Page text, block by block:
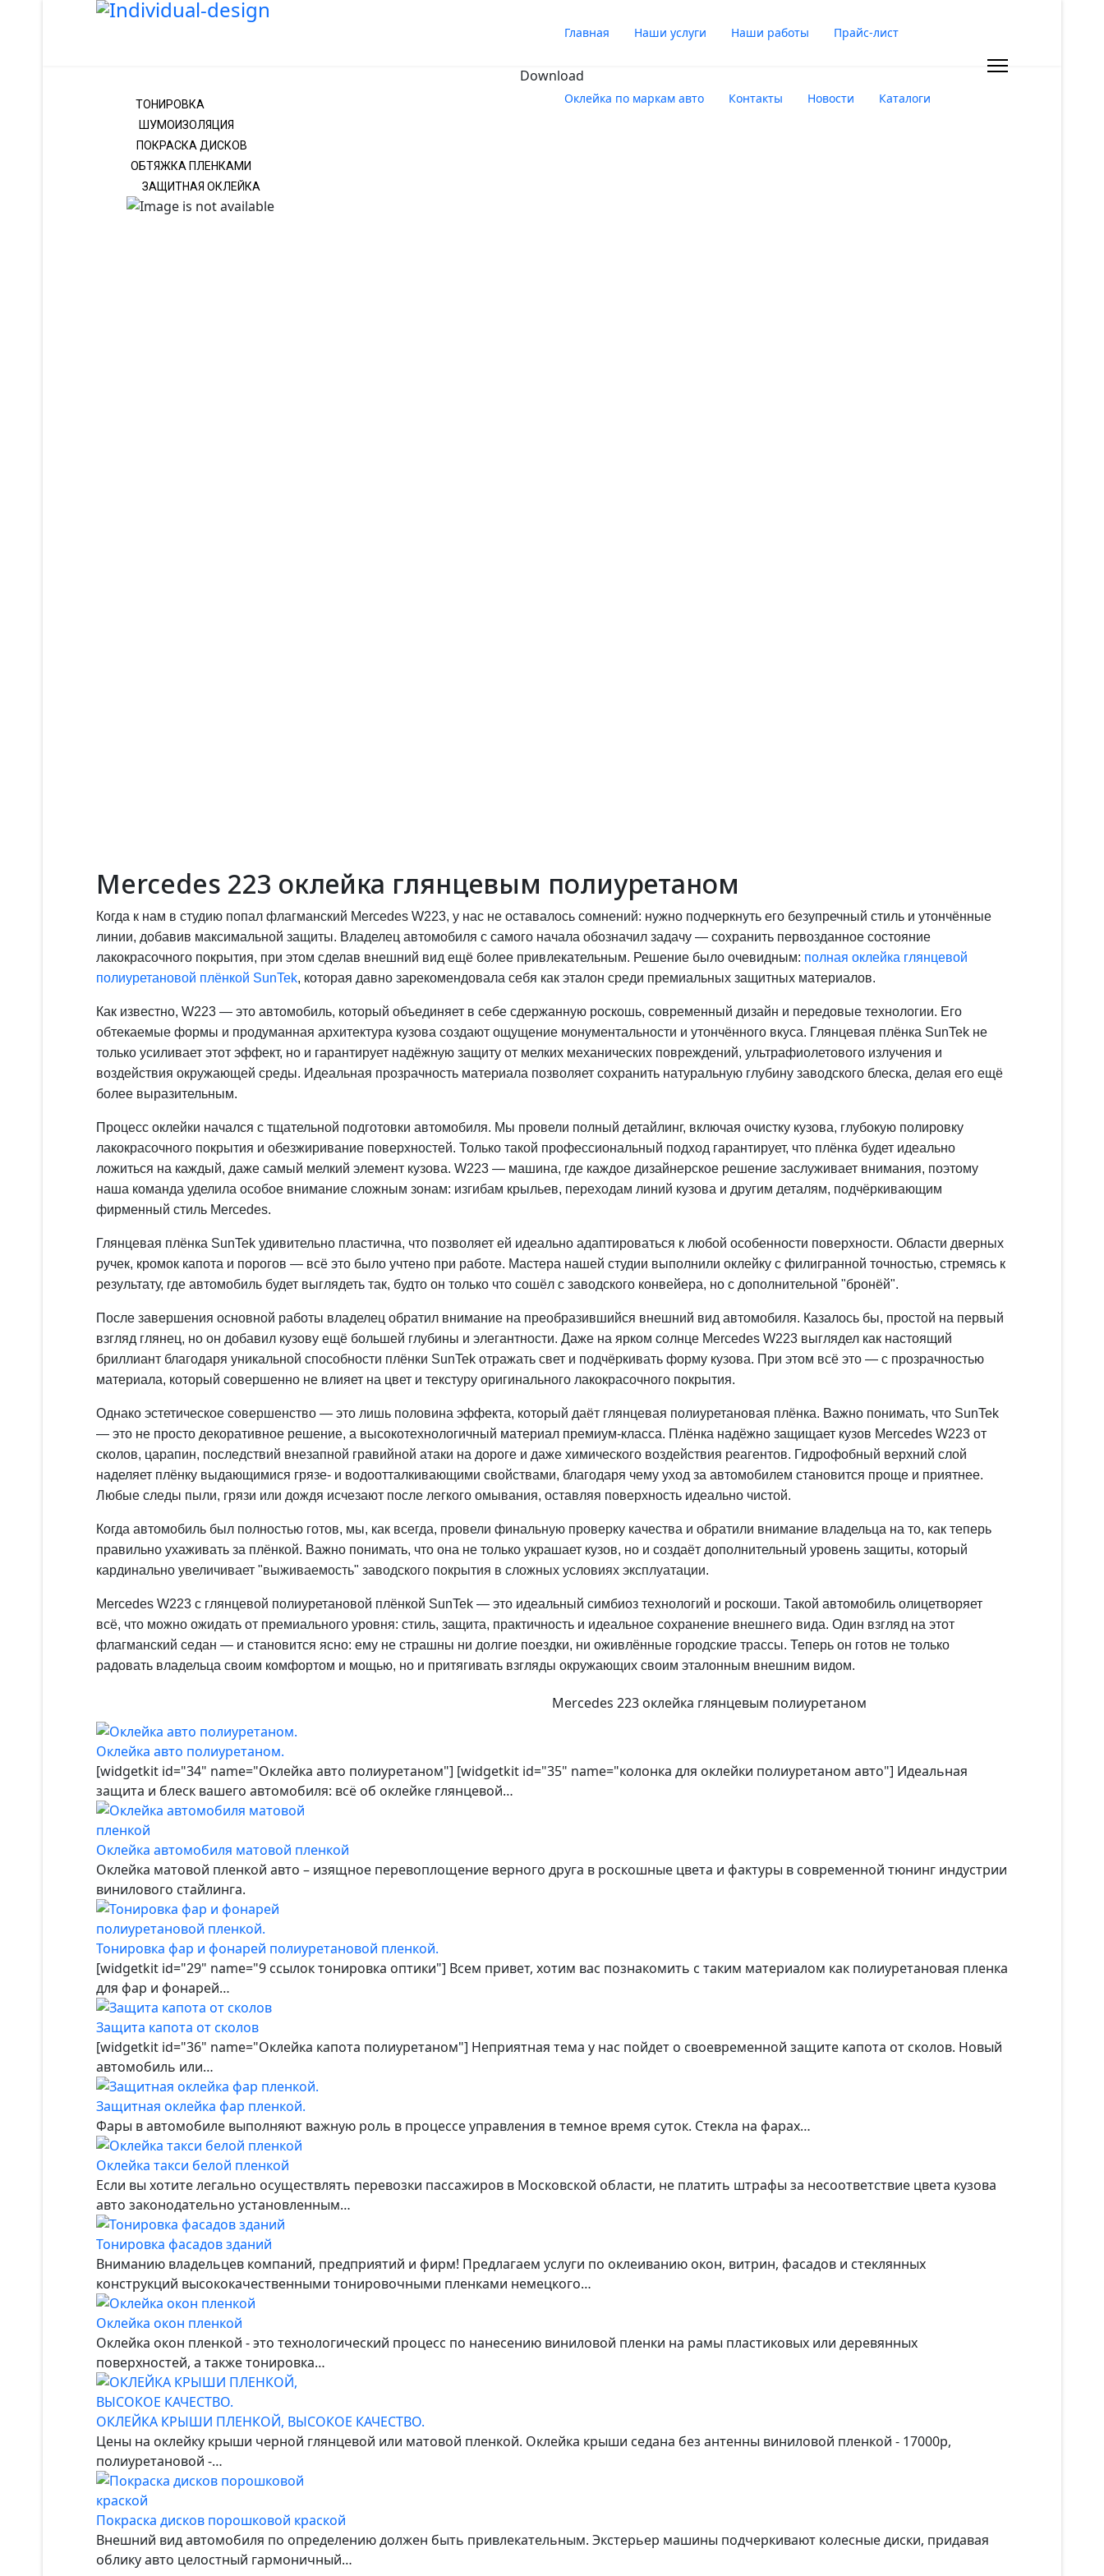
Главная Наши услуги Наши работы Прайс-лист
Оклейка по маркам авто Контакты Новости Каталоги
Download
ТОНИРОВКА
ШУМОИЗОЛЯЦИЯ
ПОКРАСКА ДИСКОВ
ОБТЯЖКА ПЛЕНКАМИ
ЗАЩИТНАЯ ОКЛЕЙКА
Mercedes 223 оклейка глянцевым полиуретаном
Когда к нам в студию попал флагманский Mercedes W223, у нас не оставалось сомнений: нужно подчеркнуть его безупречный стиль и утончённые
линии, добавив максимальной защиты. Владелец автомобиля с самого начала обозначил задачу — сохранить первозданное состояние
лакокрасочного покрытия, при этом сделав внешний вид ещё более привлекательным. Решение было очевидным: полная оклейка глянцевой
полиуретановой плёнкой SunTek, которая давно зарекомендовала себя как эталон среди премиальных защитных материалов.
Как известно, W223 — это автомобиль, который объединяет в себе сдержанную роскошь, современный дизайн и передовые технологии. Его
обтекаемые формы и продуманная архитектура кузова создают ощущение монументальности и утончённого вкуса. Глянцевая плёнка SunTek не
только усиливает этот эффект, но и гарантирует надёжную защиту от мелких механических повреждений, ультрафиолетового излучения и
воздействия окружающей среды. Идеальная прозрачность материала позволяет сохранить натуральную глубину заводского блеска, делая его ещё
более выразительным.
Процесс оклейки начался с тщательной подготовки автомобиля. Мы провели полный детайлинг, включая очистку кузова, глубокую полировку
лакокрасочного покрытия и обезжиривание поверхностей. Только такой профессиональный подход гарантирует, что плёнка будет идеально
ложиться на каждый, даже самый мелкий элемент кузова. W223 — машина, где каждое дизайнерское решение заслуживает внимания, поэтому
наша команда уделила особое внимание сложным зонам: изгибам крыльев, переходам линий кузова и другим деталям, подчёркивающим
фирменный стиль Mercedes.
Глянцевая плёнка SunTek удивительно пластична, что позволяет ей идеально адаптироваться к любой особенности поверхности. Области дверных
ручек, кромок капота и порогов — всё это было учтено при работе. Мастера нашей студии выполнили оклейку с филигранной точностью, стремясь к
результату, где автомобиль будет выглядеть так, будто он только что сошёл с заводского конвейера, но с дополнительной "бронёй".
После завершения основной работы владелец обратил внимание на преобразившийся внешний вид автомобиля. Казалось бы, простой на первый
взгляд глянец, но он добавил кузову ещё большей глубины и элегантности. Даже на ярком солнце Mercedes W223 выглядел как настоящий
бриллиант благодаря уникальной способности плёнки SunTek отражать свет и подчёркивать форму кузова. При этом всё это — с прозрачностью
материала, который совершенно не влияет на цвет и текстуру оригинального лакокрасочного покрытия.
Однако эстетическое совершенство — это лишь половина эффекта, который даёт глянцевая полиуретановая плёнка. Важно понимать, что SunTek
— это не просто декоративное решение, а высокотехнологичный материал премиум-класса. Плёнка надёжно защищает кузов Mercedes W223 от
сколов, царапин, последствий внезапной гравийной атаки на дороге и даже химического воздействия реагентов. Гидрофобный верхний слой
наделяет плёнку выдающимися грязе- и водоотталкивающими свойствами, благодаря чему уход за автомобилем становится проще и приятнее.
Любые следы пыли, грязи или дождя исчезают после легкого омывания, оставляя поверхность идеально чистой.
Когда автомобиль был полностью готов, мы, как всегда, провели финальную проверку качества и обратили внимание владельца на то, как теперь
правильно ухаживать за плёнкой. Важно понимать, что она не только украшает кузов, но и создаёт дополнительный уровень защиты, который
кардинально увеличивает "выживаемость" заводского покрытия в сложных условиях эксплуатации.
Mercedes W223 с глянцевой полиуретановой плёнкой SunTek — это идеальный симбиоз технологий и роскоши. Такой автомобиль олицетворяет
всё, что можно ожидать от премиального уровня: стиль, защита, практичность и идеальное сохранение внешнего вида. Один взгляд на этот
флагманский седан — и становится ясно: ему не страшны ни долгие поездки, ни оживлённые городские трассы. Теперь он готов не только
радовать владельца своим комфортом и мощью, но и притягивать взгляды окружающих своим эталонным внешним видом.
Mercedes 223 оклейка глянцевым полиуретаном
Оклейка авто полиуретаном.
[widgetkit id="34" name="Оклейка авто полиуретаном"] [widgetkit id="35" name="колонка для оклейки полиуретаном авто"] Идеальная
защита и блеск вашего автомобиля: всё об оклейке глянцевой…
Оклейка автомобиля матовой пленкой
Оклейка матовой пленкой авто – изящное перевоплощение верного друга в роскошные цвета и фактуры в современной тюнинг индустрии
винилового стайлинга.
Тонировка фар и фонарей полиуретановой пленкой.
[widgetkit id="29" name="9 ссылок тонировка оптики"] Всем привет, хотим вас познакомить с таким материалом как полиуретановая пленка
для фар и фонарей…
Защита капота от сколов
[widgetkit id="36" name="Оклейка капота полиуретаном"] Неприятная тема у нас пойдет о своевременной защите капота от сколов. Новый
автомобиль или…
Защитная оклейка фар пленкой.
Фары в автомобиле выполняют важную роль в процессе управления в темное время суток. Стекла на фарах…
Оклейка такси белой пленкой
Если вы хотите легально осуществлять перевозки пассажиров в Московской области, не платить штрафы за несоответствие цвета кузова
авто законодательно установленным…
Тонировка фасадов зданий
Вниманию владельцев компаний, предприятий и фирм! Предлагаем услуги по оклеиванию окон, витрин, фасадов и стеклянных
конструкций высококачественными тонировочными пленками немецкого…
Оклейка окон пленкой
Оклейка окон пленкой - это технологический процесс по нанесению виниловой пленки на рамы пластиковых или деревянных
поверхностей, а также тонировка…
ОКЛЕЙКА КРЫШИ ПЛЕНКОЙ, ВЫСОКОЕ КАЧЕСТВО.
Цены на оклейку крыши черной глянцевой или матовой пленкой. Оклейка крыши седана без антенны виниловой пленкой - 17000р,
полиуретановой -…
Покраска дисков порошковой краской
Внешний вид автомобиля по определению должен быть привлекательным. Экстерьер машины подчеркивают колесные диски, придавая
облику авто целостный гармоничный…